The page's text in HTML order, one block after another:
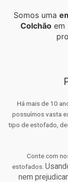
Somos uma
Colchão em
Há mais de 10
possuímos vasta
tipo de estofado,
Conte com
estofados.
nem